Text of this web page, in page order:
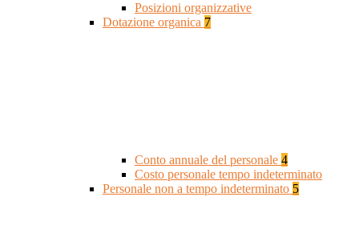
Posizioni organizzative
Dotazione organica 7
Conto annuale del personale 4
Costo personale tempo indeterminato
Personale non a tempo indeterminato 5